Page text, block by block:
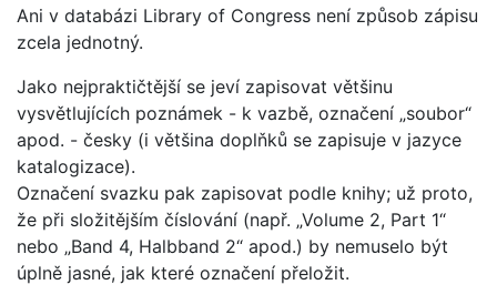
Ani v databázi Library of Congress není způsob zápisu
zcela jednotný.
Jako nejpraktičtější se jeví zapisovat většinu
vysvětlujících poznámek - k vazbě, označení „soubor“
apod. - česky (i většina doplňků se zapisuje v jazyce
katalogizace).
Označení svazku pak zapisovat podle knihy; už proto,
že při složitějším číslování (např. „Volume 2, Part 1“
nebo „Band 4, Halbband 2“ apod.) by nemuselo být
úplně jasné, jak které označení přeložit.